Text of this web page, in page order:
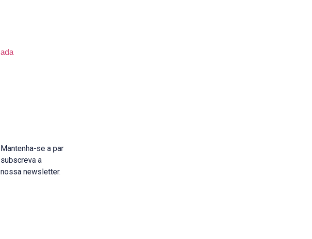
Mantenha-se a par
subscreva a
nossa newsletter.